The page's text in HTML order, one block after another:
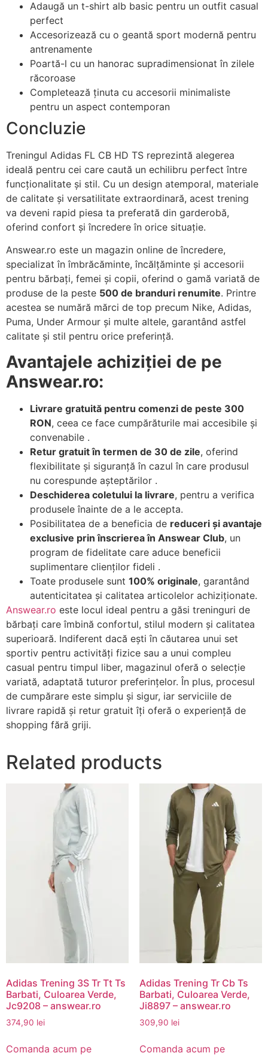
Adaugă un t-shirt alb basic pentru un outfit casual
perfect
Accesorizează cu o geantă sport modernă pentru
antrenamente
Poartă-l cu un hanorac supradimensionat în zilele
răcoroase
Completează ținuta cu accesorii minimaliste
pentru un aspect contemporan
Concluzie
Treningul Adidas FL CB HD TS reprezintă alegerea
ideală pentru cei care caută un echilibru perfect între
funcționalitate și stil. Cu un design atemporal, materiale
de calitate și versatilitate extraordinară, acest trening
va deveni rapid piesa ta preferată din garderobă,
oferind confort și încredere în orice situație.
Answear.ro este un magazin online de încredere,
specializat în îmbrăcăminte, încălțăminte și accesorii
pentru bărbați, femei și copii, oferind o gamă variată de
produse de la peste 500 de branduri renumite. Printre
acestea se numără mărci de top precum Nike, Adidas,
Puma, Under Armour și multe altele, garantând astfel
calitate și stil pentru orice preferință.
Avantajele achiziției de pe
Answear.ro:
Livrare gratuită pentru comenzi de peste 300
RON, ceea ce face cumpărăturile mai accesibile și
convenabile .
Retur gratuit în termen de 30 de zile, oferind
flexibilitate și siguranță în cazul în care produsul
nu corespunde așteptărilor .
Deschiderea coletului la livrare, pentru a verifica
produsele înainte de a le accepta.
Posibilitatea de a beneficia de reduceri și avantaje
exclusive prin înscrierea în Answear Club, un
program de fidelitate care aduce beneficii
suplimentare clienților fideli .
Toate produsele sunt 100% originale, garantând
autenticitatea și calitatea articolelor achiziționate.
Answear.ro este locul ideal pentru a găsi treninguri de
bărbați care îmbină confortul, stilul modern și calitatea
superioară. Indiferent dacă ești în căutarea unui set
sportiv pentru activități fizice sau a unui compleu
casual pentru timpul liber, magazinul oferă o selecție
variată, adaptată tuturor preferințelor. În plus, procesul
de cumpărare este simplu și sigur, iar serviciile de
livrare rapidă și retur gratuit îți oferă o experiență de
shopping fără griji.
Related products
Adidas Trening 3S Tr Tt Ts
Barbati, Culoarea Verde,
Jc9208 – answear.ro
374,90 lei
Comanda acum pe
Adidas Trening Tr Cb Ts
Barbati, Culoarea Verde,
Ji8897 – answear.ro
309,90 lei
Comanda acum pe